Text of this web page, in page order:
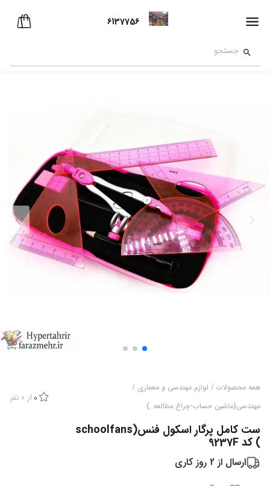
6137756
همه محصولات / لوازم مهندسی و معماری /
مهندسی(ماشین حساب-چراغ مطالعه..)
0 از 0 نفر
ست کامل پرگار اسکول فنس(schoolfans
) کد 9237F
ارسال از 2 روز کاری